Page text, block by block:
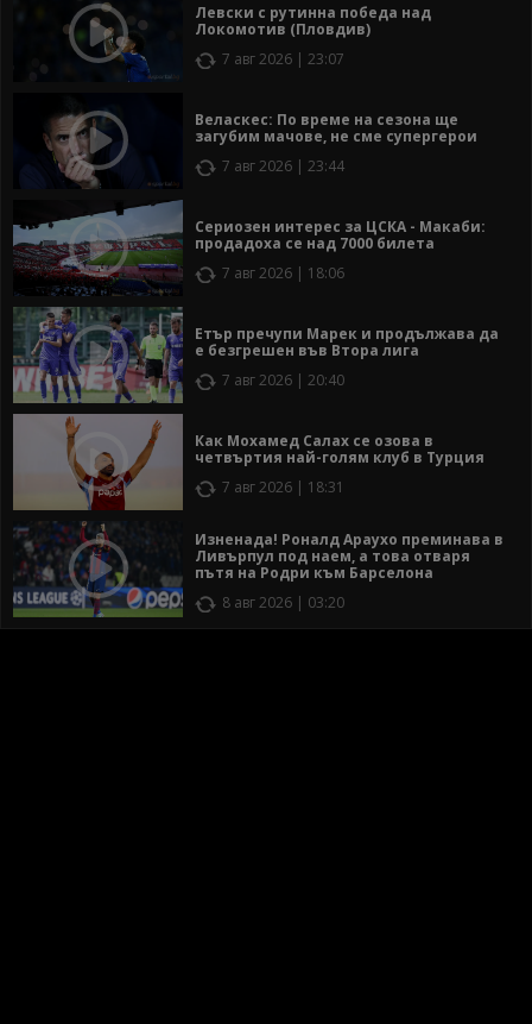
Левски с рутинна победа над
Локомотив (Пловдив)
7 авг 2026 | 23:07
Веласкес: По време на сезона ще
загубим мачове, не сме супергерои
7 авг 2026 | 23:44
Сериозен интерес за ЦСКА - Макаби:
продадоха се над 7000 билета
7 авг 2026 | 18:06
Етър пречупи Марек и продължава да
е безгрешен във Втора лига
7 авг 2026 | 20:40
Как Мохамед Салах се озова в
четвъртия най-голям клуб в Турция
7 авг 2026 | 18:31
Изненада! Роналд Араухо преминава в
Ливърпул под наем, а това отваря
пътя на Родри към Барселона
8 авг 2026 | 03:20